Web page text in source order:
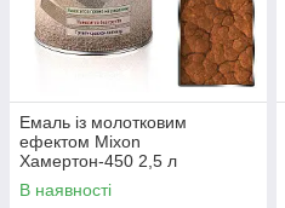
Емаль із молотковим
ефектом Mixon
Хамертон-450 2,5 л
В наявності